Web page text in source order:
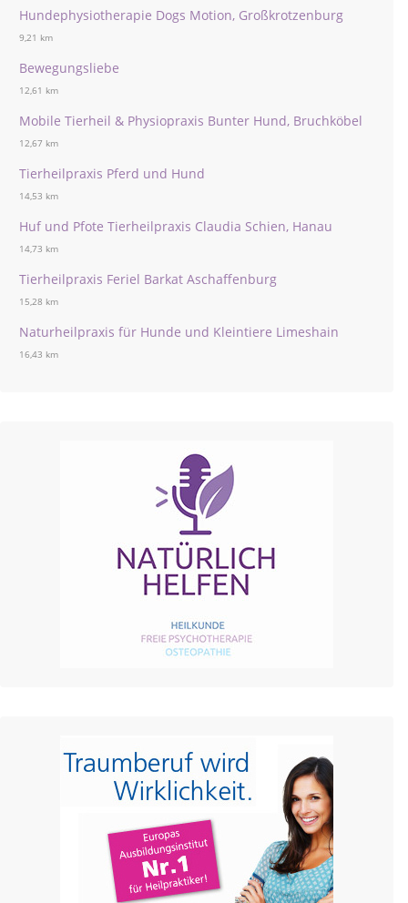
Hundephysiotherapie Dogs Motion, Großkrotzenburg
9,21 km
Bewegungsliebe
12,61 km
Mobile Tierheil & Physiopraxis Bunter Hund, Bruchköbel
12,67 km
Tierheilpraxis Pferd und Hund
14,53 km
Huf und Pfote Tierheilpraxis Claudia Schien, Hanau
14,73 km
Tierheilpraxis Feriel Barkat Aschaffenburg
15,28 km
Naturheilpraxis für Hunde und Kleintiere Limeshain
16,43 km